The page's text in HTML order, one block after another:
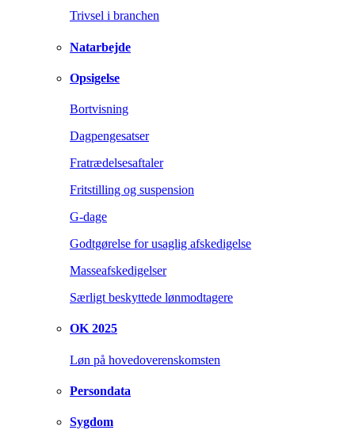
Trivsel i branchen
Natarbejde
Opsigelse
Bortvisning
Dagpengesatser
Fratrædelsesaftaler
Fritstilling og suspension
G-dage
Godtgørelse for usaglig afskedigelse
Masseafskedigelser
Særligt beskyttede lønmodtagere
OK 2025
Løn på hovedoverenskomsten
Persondata
Sygdom